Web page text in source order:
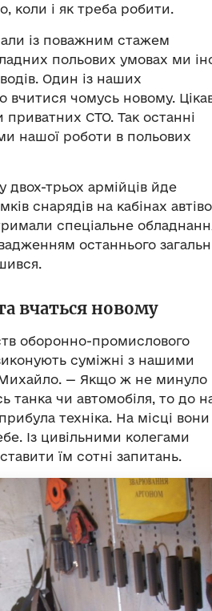
коли і як треба робити.
із поважним стажем
польових умовах ми
Один із наших
вчитися чомусь новому.
приватних СТО. Так останні
нашої роботи в польових
двох-трьох армійців йде
снарядів на кабінах
спеціальне
останнього
вчаться новому
оборонно-промислового
суміжні з нашими
Михайло. — Якщо ж не минуло
танка чи автомобіля, то до
техніка. На місці вони
Із цивільними колегами
їм сотні запитань.